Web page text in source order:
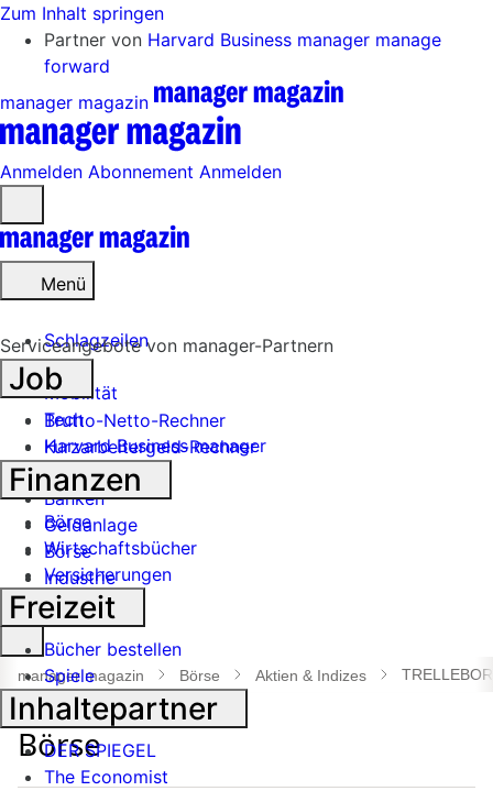
Zum Inhalt springen
Partner von Harvard Business manager manage
forward
manager magazin
Anmelden Abonnement Anmelden
öffnen
Menü
Schlagzeilen
Mobilität
Tech
Harvard Business manager
Handel
Banken
Geldanlage
Börse
Industrie
Suche
öffnen
manager magazin Börse Aktien & Indizes
Serviceangebote von manager-Partnern
Job
Brutto-Netto-Rechner
Kurzarbeitergeld-Rechner
Finanzen
Börse
Wirtschaftsbücher
Versicherungen
Freizeit
Bücher bestellen
Spiele
Inhaltepartner
DER SPIEGEL
The Economist